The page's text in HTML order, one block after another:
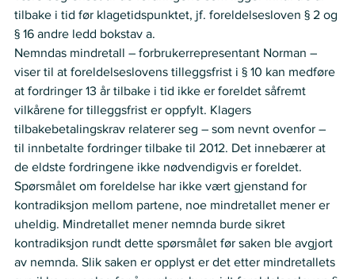
tilbake i tid før klagetidspunktet, jf. foreldelsesloven § 2 og
§ 16 andre ledd bokstav a.
Nemndas mindretall – forbrukerrepresentant Norman –
viser til at foreldelseslovens tilleggsfrist i § 10 kan medføre
at fordringer 13 år tilbake i tid ikke er foreldet såfremt
vilkårene for tilleggsfrist er oppfylt. Klagers
tilbakebetalingskrav relaterer seg – som nevnt ovenfor –
til innbetalte fordringer tilbake til 2012. Det innebærer at
de eldste fordringene ikke nødvendigvis er foreldet.
Spørsmålet om foreldelse har ikke vært gjenstand for
kontradiksjon mellom partene, noe mindretallet mener er
uheldig. Mindretallet mener nemnda burde sikret
kontradiksjon rundt dette spørsmålet før saken ble avgjort
av nemnda. Slik saken er opplyst er det etter mindretallets